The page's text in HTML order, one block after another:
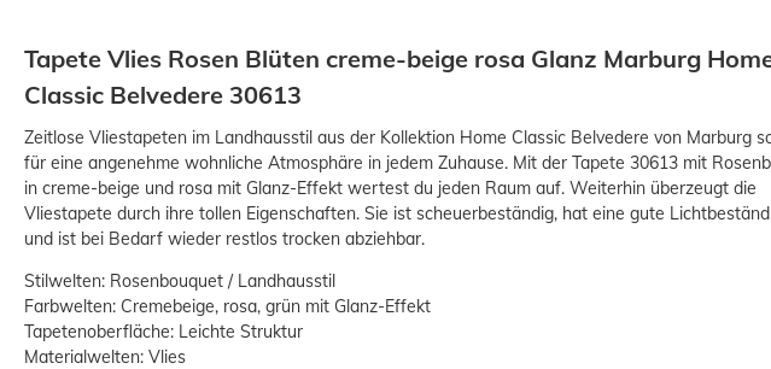
Tapete Vlies Rosen Blüten creme-beige rosa Glanz Marburg
Classic Belvedere 30613
Zeitlose Vliestapeten im Landhausstil aus der Kollektion Home Classic Belvedere von Marburg
für eine angenehme wohnliche Atmosphäre in jedem Zuhause. Mit der Tapete 30613 mit
in creme-beige und rosa mit Glanz-Effekt wertest du jeden Raum auf. Weiterhin überzeugt die
Vliestapete durch ihre tollen Eigenschaften. Sie ist scheuerbeständig, hat eine gute
und ist bei Bedarf wieder restlos trocken abziehbar.
Stilwelten: Rosenbouquet / Landhausstil
Farbwelten: Cremebeige, rosa, grün mit Glanz-Effekt
Tapetenoberfläche: Leichte Struktur
Materialwelten: Vlies